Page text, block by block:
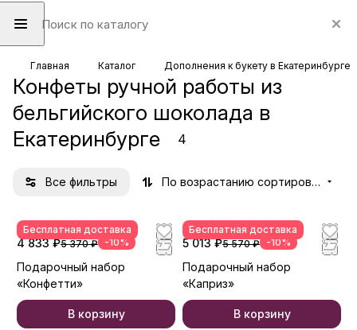
Главная Каталог Дополнения к букету в Екатеринбурге
Конфеты ручной работы из
бельгийского шоколада в
Екатеринбурге
4
Все фильтры По возрастанию сортировки
Бесплатная доставка
4 833 ₽5 370 ₽ -10%
Подарочный набор
«Конфетти»
В корзину
Бесплатная доставка
5 013 ₽5 570 ₽ -10%
Подарочный набор
«Каприз»
В корзину